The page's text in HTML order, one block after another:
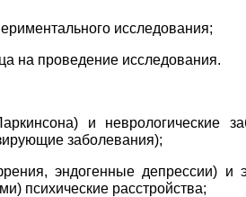
исследования;
на проведение исследования.
и неврологические
заболевания);
эндогенные депрессии) и
психические расстройства;